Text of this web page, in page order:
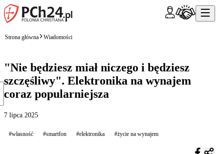
Strona główna Wiadomości
"Nie będziesz miał niczego i będziesz
szczęśliwy". Elektronika na wynajem
coraz popularniejsza
7 lipca 2025
#własność #smartfon #elektronika #życie na wynajem